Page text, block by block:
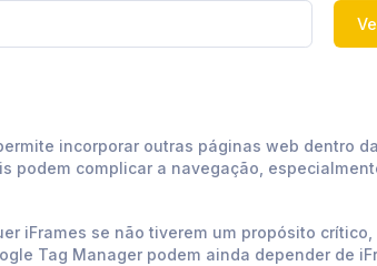
incorporar outras páginas web dentro
podem complicar a navegação,
iFrames se não tiverem um propósito
Tag Manager podem ainda depender de